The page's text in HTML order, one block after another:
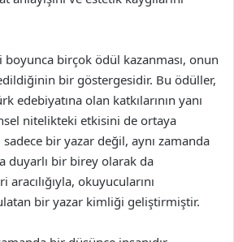
boyunca birçok ödül kazanması, onun
edildiğinin bir göstergesidir. Bu ödüller,
edebiyatına olan katkılarının yanı
nitelikteki etkisini de ortaya
bir yazar değil, aynı zamanda
duyarlı bir birey olarak da
aracılığıyla, okuyucularını
bir yazar kimliği geliştirmiştir.